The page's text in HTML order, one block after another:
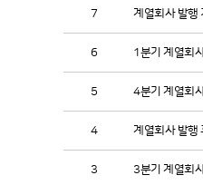
7 계열회사 발행
6 1분기 계열회
5 4분기 계열회
4 계열회사 발행
3 3분기 계열회